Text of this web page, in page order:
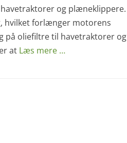
og plæneklippere.
hvilket forlænger motorens
på oliefiltre til havetraktorer og
at Læs mere …